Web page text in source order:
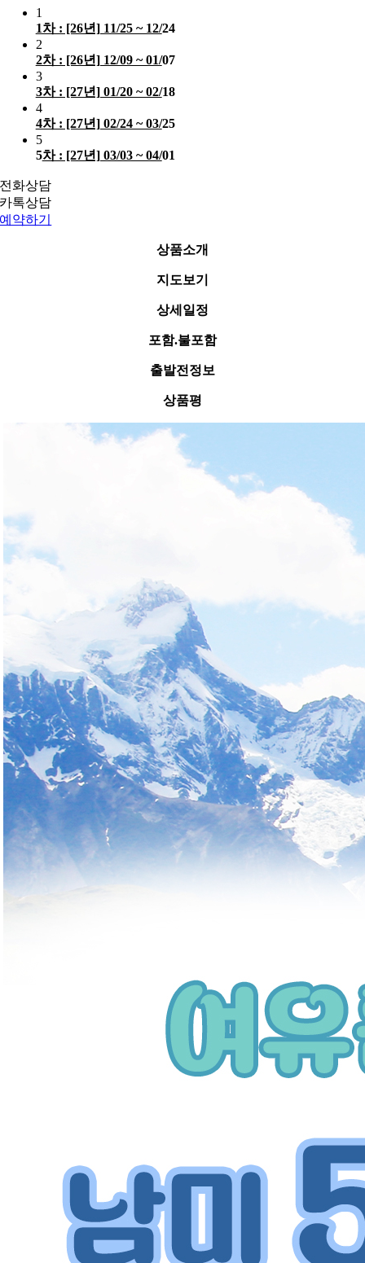
1
1차 : [26년] 11/25 ~ 12/24
2
2차 : [26년] 12/09 ~ 01/07
3
3차 : [27년] 01/20 ~ 02/18
4
4차 : [27년] 02/24 ~ 03/25
5
5차 : [27년] 03/03 ~ 04/01
전화상담
카톡상담
예약하기
상품소개
지도보기
상세일정
포함.불포함
출발전정보
상품평